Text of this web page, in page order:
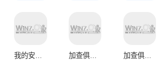
我的安吉拉2最新版本
加查俱乐部最新版本2023
加查俱乐部中文版